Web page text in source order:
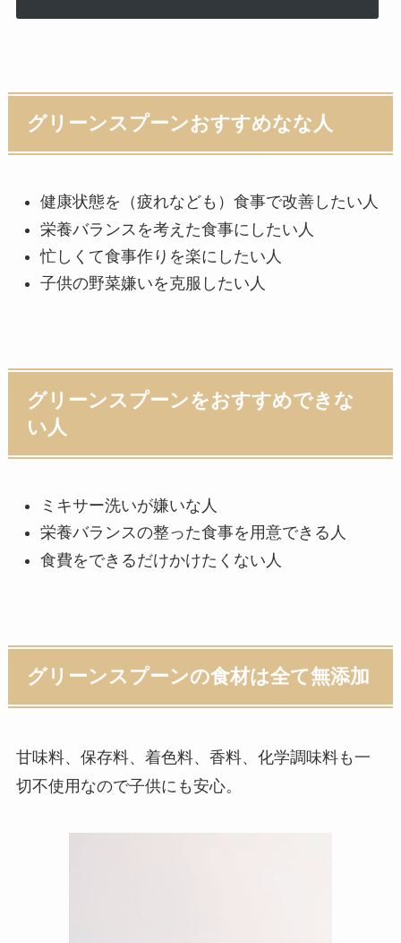
グリーンスプーンおすすめなな人
健康状態を（疲れなども）食事で改善したい人
栄養バランスを考えた食事にしたい人
忙しくて食事作りを楽にしたい人
子供の野菜嫌いを克服したい人
グリーンスプーンをおすすめできな
い人
ミキサー洗いが嫌いな人
栄養バランスの整った食事を用意できる人
食費をできるだけかけたくない人
グリーンスプーンの食材は全て無添加
甘味料、保存料、着色料、香料、化学調味料も一
切不使用なので子供にも安心。